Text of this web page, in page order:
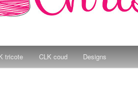
tricote CLK coud Designs